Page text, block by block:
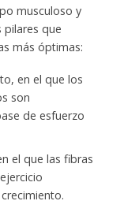
musculoso y
que
más óptimas:
en el que los
son
de esfuerzo
el que las fibras